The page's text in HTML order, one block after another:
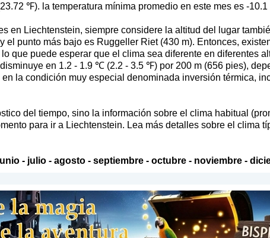
℉). la temperatura mínima promedio en este mes es -
en Liechtenstein, siempre considere la altitud del lugar
el punto más bajo es Ruggeller Riet (430 m). Entonces,
que puede esperar que el clima sea diferente en diferentes
en 1.2 - 1.9 ℃ (2.2 - 3.5 ℉) por 200 m (656 pies),
la condición muy especial denominada inversión térmica,
del tiempo, sino la información sobre el clima habitual
para ir a Liechtenstein. Lea más detalles sobre el clima
- julio- agosto- septiembre- octubre- noviembre-